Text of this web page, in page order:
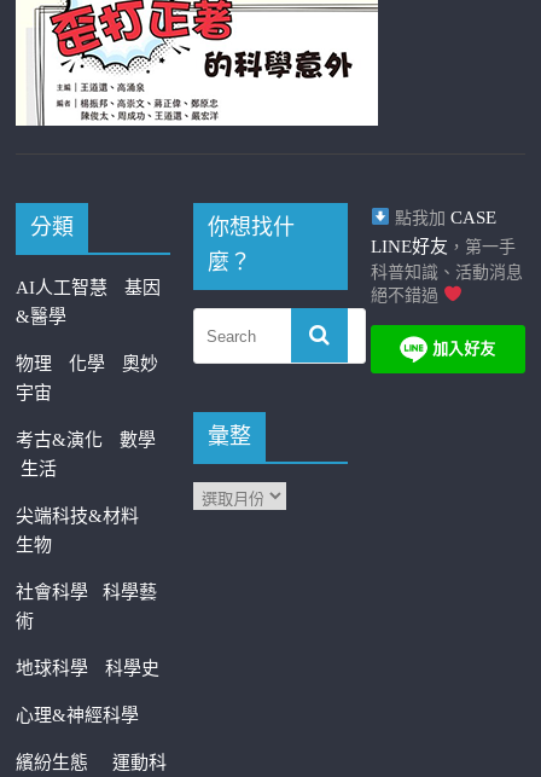
分類
AI人工智慧
基因
&醫學
物理 化學
奧妙
宇宙
考古&演化
數學
生活
尖端科技&材料
生物
社會科學科學藝
術
地球科學 科學史
心理&神經科學
繽紛生態運動科
你想找什
麼？
彙整
點我加 CASE
LINE好友 ，第一手
科普知識、活動消息
絕不錯過